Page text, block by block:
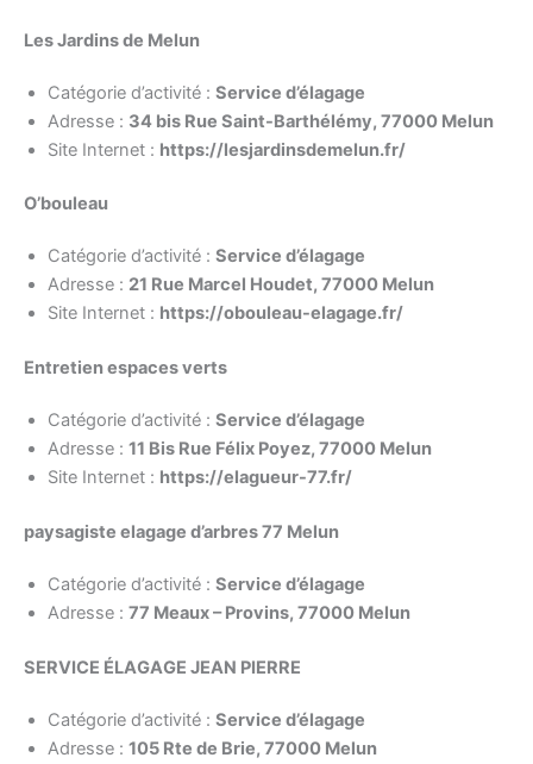
Les Jardins de Melun
Catégorie d’activité : Service d’élagage
Adresse : 34 bis Rue Saint-Barthélémy, 77000 Melun
Site Internet : https://lesjardinsdemelun.fr/
O’bouleau
Catégorie d’activité : Service d’élagage
Adresse : 21 Rue Marcel Houdet, 77000 Melun
Site Internet : https://obouleau-elagage.fr/
Entretien espaces verts
Catégorie d’activité : Service d’élagage
Adresse : 11 Bis Rue Félix Poyez, 77000 Melun
Site Internet : https://elagueur-77.fr/
paysagiste elagage d’arbres 77 Melun
Catégorie d’activité : Service d’élagage
Adresse : 77 Meaux – Provins, 77000 Melun
SERVICE ÉLAGAGE JEAN PIERRE
Catégorie d’activité : Service d’élagage
Adresse : 105 Rte de Brie, 77000 Melun